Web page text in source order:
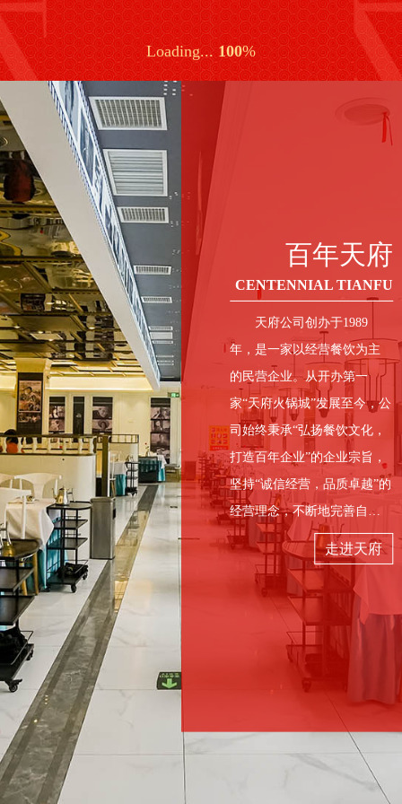
1989年
百年天府
CENTENNIAL TIANFU
天府公司创办于1989
年，是一家以经营餐饮为主
的民营企业。从开办第一
家“天府火锅城”发展至今，公
司始终秉承“弘扬餐饮文化，
打造百年企业”的企业宗旨，
坚持“诚信经营，品质卓越”的
经营理念，不断地完善自
我，追求卓越，以创新为核
心，致力于为顾客提供“真
诚，朴实，厚道”的贴心服
务，科学管理，以人为本，
为员工创建公平公正的工作
环境，实施人性化和亲情化
的管理模式，不断提升员工
的价值感，坚定不移地抓好
品牌建设。 天府公司经
过近四十年的发展，目前已
走进天府
百年餐饮文化
CENTENNIAL CATERING
CULTURE
千年帝都 · 牡丹花城 · 百
年餐饮 · 天府文化
百年天府品牌
CENTENNIAL TIANFU
BRAND
麻得痛快 · 辣得淋漓 · 鲜
得可口 · 香得纯正
百年天府-品牌店
CENTENNIAL TIANFU - BRAND STORE
品文化，品味道，品档次
天府火锅店
天府火锅牡丹店 天府火锅政和店
品牌优势
BRAND ADVANTAGES
中国火锅百强企业、中国火锅产业红鼎奖
品牌优势01
天府火锅在洛阳这座城市里，在中原大地餐饮界，已经34年
了。34年，三十而立；34年，近三分之一个世纪。天府的品
牌，天府的人才，天府的文化，天府的荣光，就是这样靠着
时间的塑造和品质的坚守打造出来的！
经验优势02
技术优势03
团队优势
天府资讯
TIANFU INFORMATION
中国火锅百强企业、中国火锅产业红鼎奖
赴洛阳牡丹之约，享天府火锅热辣 —— 双绝盛宴等您来
2025-04-21 查看详情 >
来洛阳赴牡丹之约，别忘打卡天府火锅
2025-04-14 查看详情 >
全国服务热线
0379-63929888
百年天府 主打产品 天府门店
服务保障 天府资讯
百年天府-公众号 百年天府-抖音号
官方咨询电话
0379-63929888
您可以通过电话或在线留言的方式把您的恶需求或建议
告诉我们
洛阳天府火锅饮食服务有限公司 备案号：
豫ICP备